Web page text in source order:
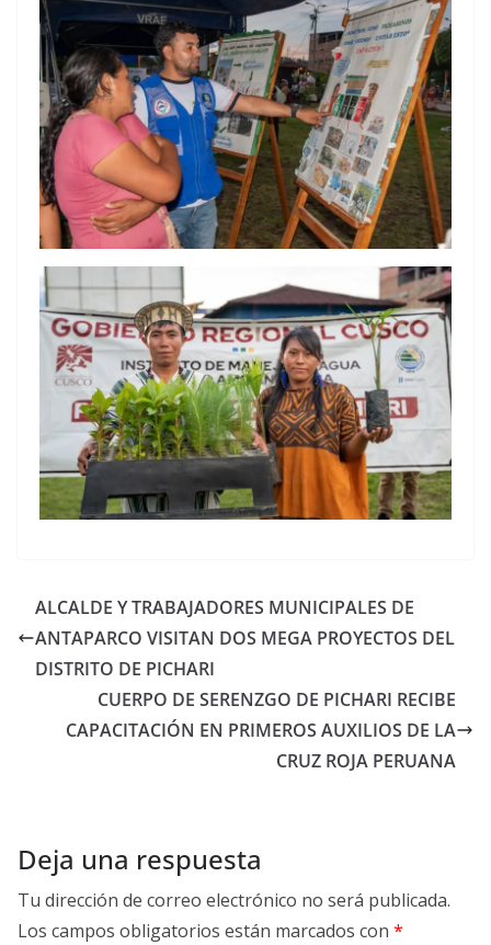
ALCALDE Y TRABAJADORES MUNICIPALES DE
ANTAPARCO VISITAN DOS MEGA PROYECTOS DEL
DISTRITO DE PICHARI
CUERPO DE SERENZGO DE PICHARI RECIBE
CAPACITACIÓN EN PRIMEROS AUXILIOS DE LA
CRUZ ROJA PERUANA
Deja una respuesta
Tu dirección de correo electrónico no será publicada.
Los campos obligatorios están marcados con *